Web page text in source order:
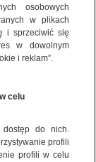
osobowych
w plikach
i sprzeciwić się
w dowolnym
i reklam”.
celu
dostęp do nich.
profili
profili w celu